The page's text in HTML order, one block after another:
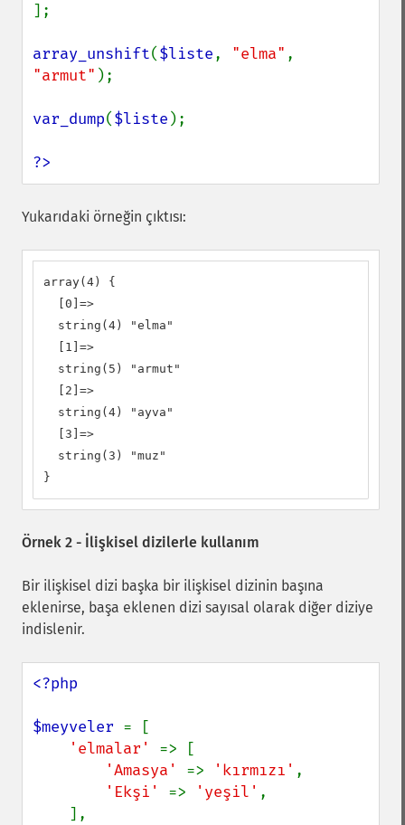
];
array_unshift($liste, "elma"
"armut" );
var_dump($liste );
?>
Yukarıdaki örneğin çıktısı:
array(4) {
  [0]=>
  string(4) "elma"
  [1]=>
  string(5) "armut"
  [2]=>
  string(4) "ayva"
  [3]=>
  string(3) "muz"
}
Örnek 2 - İlişkisel dizilerle kullanım
Bir ilişkisel dizi başka bir ilişkisel dizinin başına
eklenirse, başa eklenen dizi sayısal olarak diğer diziye
indislenir.
<?php
$meyveler = [
'elmalar' => [
'Amasya' => 'kırmızı' ,
'Ekşi' => 'yeşil' ,